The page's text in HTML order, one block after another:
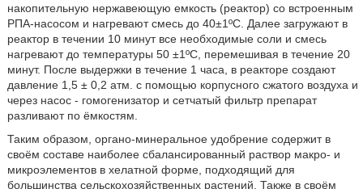
накопительную нержавеющую емкость (реактор) со встроенным
РПА-насосом и нагревают смесь до 40±1ºС. Далее загружают в
реактор в течении 10 минут все необходимые соли и смесь
нагревают до температуры 50 ±1ºC, перемешивая в течение 20
минут. После выдержки в течение 1 часа, в реакторе создают
давление 1,5 ± 0,2 атм. с помощью корпусного сжатого воздуха и
через насос - гомогенизатор и сетчатый фильтр препарат
разливают по ёмкостям.
Таким образом, органо-минеральное удобрение содержит в
своём составе наиболее сбалансированный раствор макро- и
микроэлементов в хелатной форме, подходящий для
большинства сельскохозяйственных растений. Также в своём